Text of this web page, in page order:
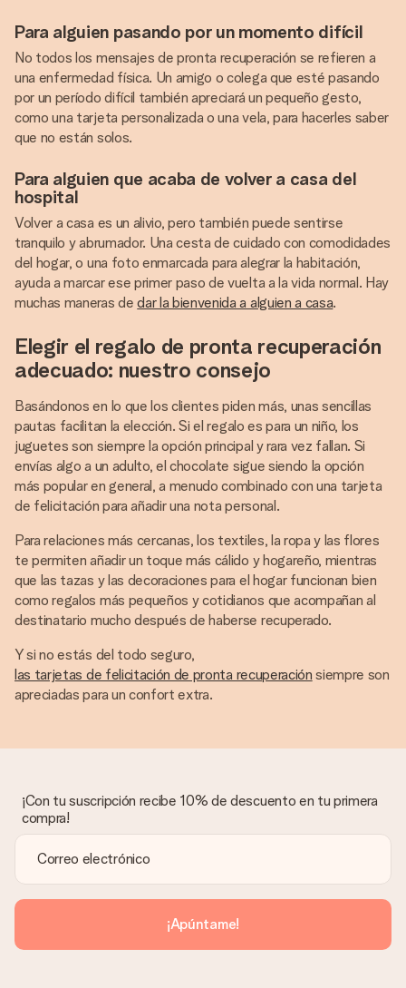
Para alguien pasando por un momento difícil
No todos los mensajes de pronta recuperación se refieren a
una enfermedad física. Un amigo o colega que esté pasando
por un período difícil también apreciará un pequeño gesto,
como una tarjeta personalizada o una vela, para hacerles saber
que no están solos.
Para alguien que acaba de volver a casa del
hospital
Volver a casa es un alivio, pero también puede sentirse
tranquilo y abrumador. Una cesta de cuidado con comodidades
del hogar, o una foto enmarcada para alegrar la habitación,
ayuda a marcar ese primer paso de vuelta a la vida normal. Hay
muchas maneras dedar la bienvenida a alguien a casa.
Elegir el regalo de pronta recuperación
adecuado: nuestro consejo
Basándonos en lo que los clientes piden más, unas sencillas
pautas facilitan la elección. Si el regalo es para un niño, los
juguetes son siempre la opción principal y rara vez fallan. Si
envías algo a un adulto, el chocolate sigue siendo la opción
más popular en general, a menudo combinado con una tarjeta
de felicitación para añadir una nota personal.
Para relaciones más cercanas, los textiles, la ropa y las flores
te permiten añadir un toque más cálido y hogareño, mientras
que las tazas y las decoraciones para el hogar funcionan bien
como regalos más pequeños y cotidianos que acompañan al
destinatario mucho después de haberse recuperado.
Y si no estás del todo seguro,
las tarjetas de felicitación de pronta recuperación siempre son
apreciadas para un confort extra.
¡Con tu suscripción recibe 10% de descuento en tu primera
compra!
¡Apúntame!